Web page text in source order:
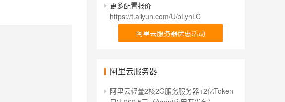
更多配置报价
https://t.aliyun.com/U/bLynLC
阿里云服务器优惠活动
阿里云服务器
阿里云轻量2核2G服务服务器+2亿Token